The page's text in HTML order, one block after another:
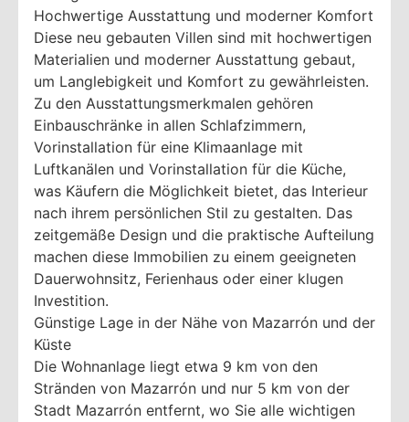
Hochwertige Ausstattung und moderner Komfort
Diese neu gebauten Villen sind mit hochwertigen
Materialien und moderner Ausstattung gebaut,
um Langlebigkeit und Komfort zu gewährleisten.
Zu den Ausstattungsmerkmalen gehören
Einbauschränke in allen Schlafzimmern,
Vorinstallation für eine Klimaanlage mit
Luftkanälen und Vorinstallation für die Küche,
was Käufern die Möglichkeit bietet, das Interieur
nach ihrem persönlichen Stil zu gestalten. Das
zeitgemäße Design und die praktische Aufteilung
machen diese Immobilien zu einem geeigneten
Dauerwohnsitz, Ferienhaus oder einer klugen
Investition.
Günstige Lage in der Nähe von Mazarrón und der
Küste
Die Wohnanlage liegt etwa 9 km von den
Stränden von Mazarrón und nur 5 km von der
Stadt Mazarrón entfernt, wo Sie alle wichtigen